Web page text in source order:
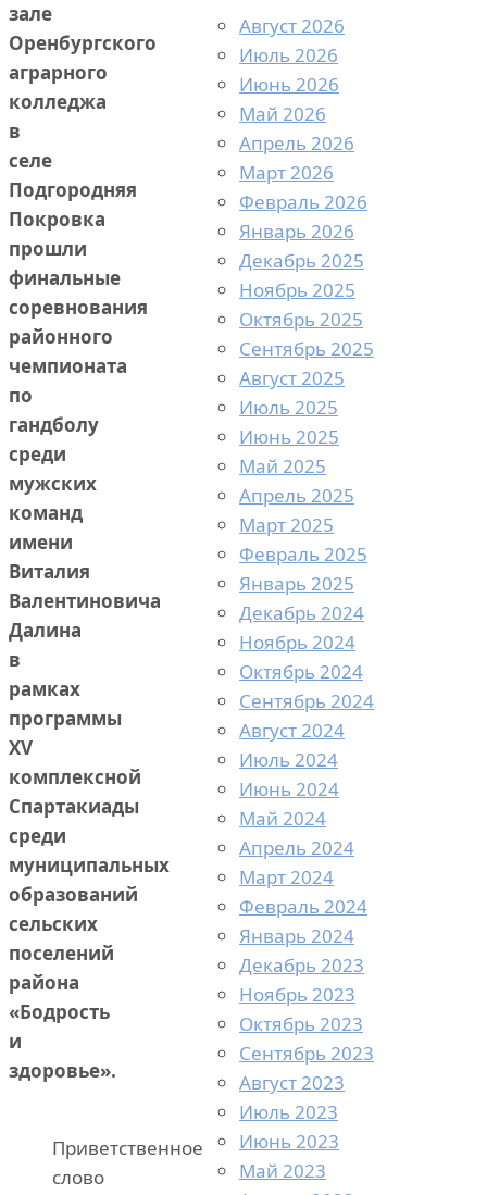
зале
Оренбургского
аграрного
колледжа
в
селе
Подгородняя
Покровка
прошли
финальные
соревнования
районного
чемпионата
по
гандболу
среди
мужских
команд
имени
Виталия
Валентиновича
Далина
в
рамках
программы
XV
комплексной
Спартакиады
среди
муниципальных
образований
сельских
поселений
района
«Бодрость
и
здоровье».
Приветственное
слово
Август 2026
Июль 2026
Июнь 2026
Май 2026
Апрель 2026
Март 2026
Февраль 2026
Январь 2026
Декабрь 2025
Ноябрь 2025
Октябрь 2025
Сентябрь 2025
Август 2025
Июль 2025
Июнь 2025
Май 2025
Апрель 2025
Март 2025
Февраль 2025
Январь 2025
Декабрь 2024
Ноябрь 2024
Октябрь 2024
Сентябрь 2024
Август 2024
Июль 2024
Июнь 2024
Май 2024
Апрель 2024
Март 2024
Февраль 2024
Январь 2024
Декабрь 2023
Ноябрь 2023
Октябрь 2023
Сентябрь 2023
Август 2023
Июль 2023
Июнь 2023
Май 2023